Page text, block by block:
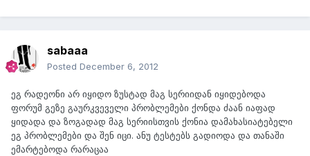
sabaaa
Posted December 6, 2012
ეგ რადეონი არ იყიდო ზუსტად მაგ სერიიდან იყიდებოდა
ფორუმ გეზე გაურკვეველი პრობლემები ქონდა ძაან იაფად
ყიდადა და ზოგადად მაგ სერიისთვის ქონია დამახასიატებელი
ეგ პრობლემები და შენ იცი. ანუ ტესტებს გადიოდა და თანაში
ემარტებოდა რარაცაა